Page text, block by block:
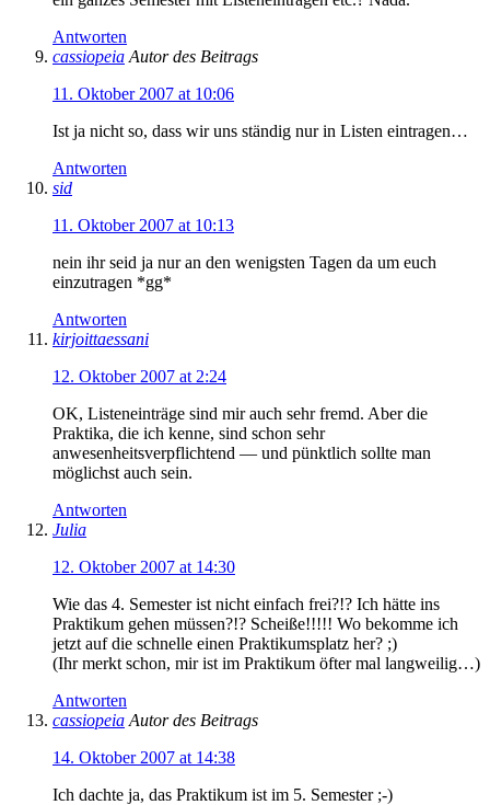
Antworten
cassiopeia Autor des Beitrags
11. Oktober 2007 at 10:06
Ist ja nicht so, dass wir uns ständig nur in Listen eintragen…
Antworten
sid
11. Oktober 2007 at 10:13
nein ihr seid ja nur an den wenigsten Tagen da um euch
einzutragen *gg*
Antworten
kirjoittaessani
12. Oktober 2007 at 2:24
OK, Listeneinträge sind mir auch sehr fremd. Aber die
Praktika, die ich kenne, sind schon sehr
anwesenheitsverpflichtend — und pünktlich sollte man
möglichst auch sein.
Antworten
Julia
12. Oktober 2007 at 14:30
Wie das 4. Semester ist nicht einfach frei?!? Ich hätte ins
Praktikum gehen müssen?!? Scheiße!!!!! Wo bekomme ich
jetzt auf die schnelle einen Praktikumsplatz her? ;)
(Ihr merkt schon, mir ist im Praktikum öfter mal langweilig…)
Antworten
cassiopeia Autor des Beitrags
14. Oktober 2007 at 14:38
Ich dachte ja, das Praktikum ist im 5. Semester ;-)